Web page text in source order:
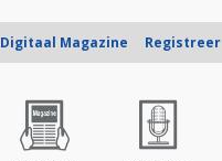
Digitaal Magazine Registreer